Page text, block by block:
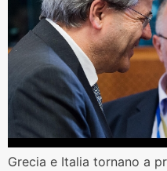
Grecia e Italia tornano a